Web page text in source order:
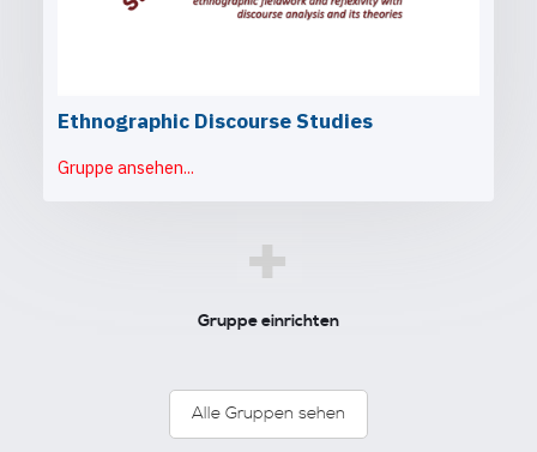
Ethnographic Discourse Studies
Gruppe ansehen...
+
Gruppe einrichten
Alle Gruppen sehen